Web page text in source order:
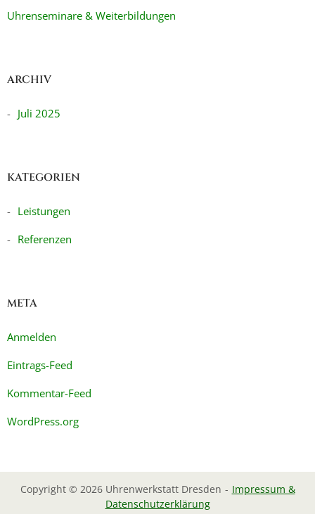
Uhrenseminare & Weiterbildungen
ARCHIV
Juli 2025
KATEGORIEN
Leistungen
Referenzen
META
Anmelden
Eintrags-Feed
Kommentar-Feed
WordPress.org
Copyright © 2026 Uhrenwerkstatt Dresden
Impressum &
Datenschutzerklärung